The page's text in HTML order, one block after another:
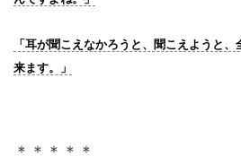
「耳が聞こえなかろうと、聞こえようと
来ます。」
＊＊＊＊＊